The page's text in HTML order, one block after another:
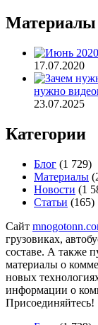
Материалы
17.07.2020
нужно
23.07.2025
Категории
Блог (1 729)
Материалы
Новости (1
Статьи (165)
Сайт
грузовиках,
составе. А также
материалы о
новых
информации о
Присоединяйтесь!